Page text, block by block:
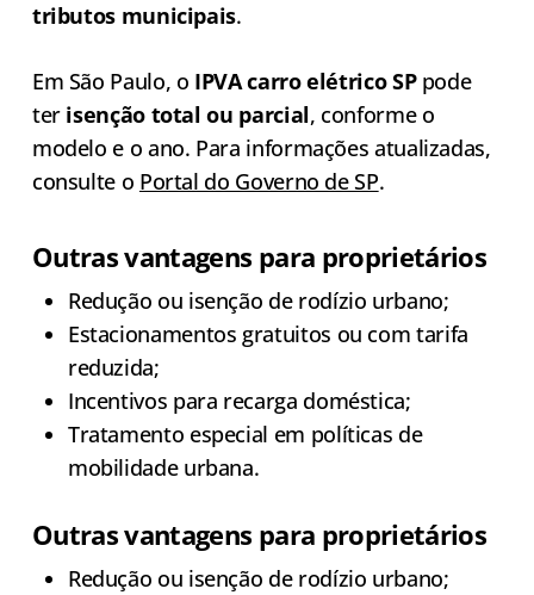
tributos municipais.
Em São Paulo, o IPVA carro elétrico SPpode
ter isenção total ou parcial, conforme o
modelo e o ano. Para informações atualizadas,
consulte o Portal do Governo de SP.
Outras vantagens para proprietários
Redução ou isenção de rodízio urbano;
Estacionamentos gratuitos ou com tarifa
reduzida;
Incentivos para recarga doméstica;
Tratamento especial em políticas de
mobilidade urbana.
Outras vantagens para proprietários
Redução ou isenção de rodízio urbano;